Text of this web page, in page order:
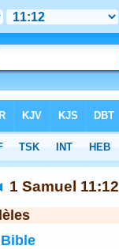
1 Samuel 11:12